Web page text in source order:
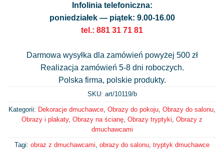
Infolinia telefoniczna:
poniedziałek — piątek: 9.00-16.00
tel.: 881 31 71 81
Darmowa wysyłka dla zamówień powyżej 500 zł
Realizacja zamówień 5-8 dni roboczych.
Polska firma, polskie produkty.
SKU: art/10119/b
Kategorii: Dekoracje dmuchawce Obrazy do pokoju Obrazy do salonu
Obrazy i plakaty, Obrazy na ścianę Obrazy tryptyki Obrazy z
dmuchawcami
Tagi: obraz z dmuchawcami obrazy do salonu tryptyk dmuchawce